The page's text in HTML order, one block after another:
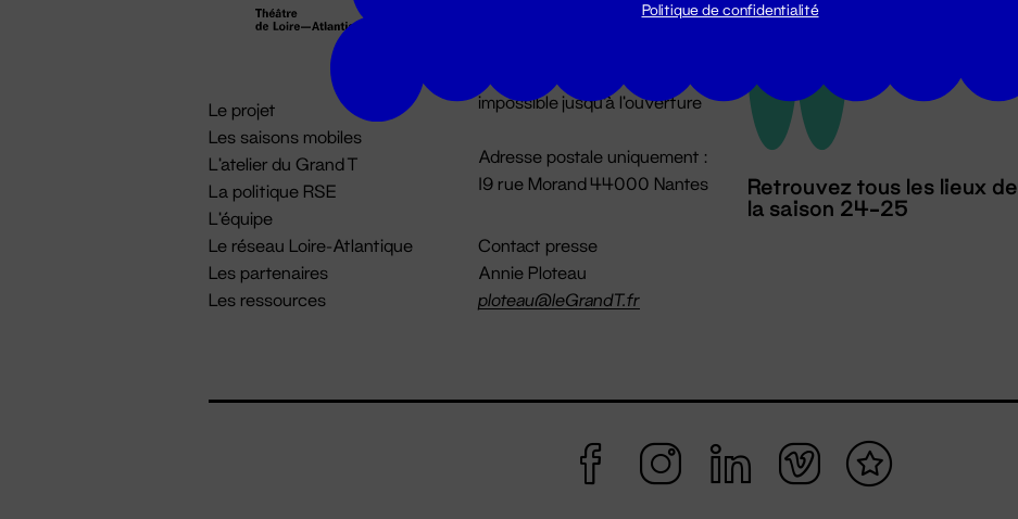
Le projet
Les saisons mobiles
L'atelier du Grand T
La politique RSE
L'équipe
Le réseau Loire-Atlantique
Les partenaires
Les ressources
billetterie@leGrandT.fr
impossible jusqu'à l'ouverture
Adresse postale uniquement :
19 rue Morand 44000 Nantes
Contact presse
Annie Ploteau
ploteau@leGrandT.fr
Retrouvez tous les lieux de
la saison 24-25
Politique de confidentialité